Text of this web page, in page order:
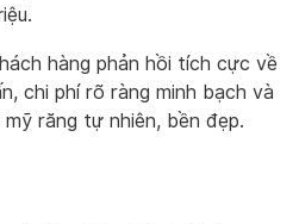
hàng phản hồi tích cực về
chi phí rõ ràng minh bạch và
răng tự nhiên, bền đẹp.